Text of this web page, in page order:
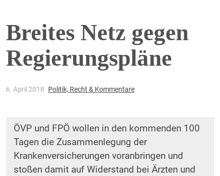
Breites Netz gegen
Regierungspläne
6. April 2018 Politik, Recht & Kommentare
ÖVP und FPÖ wollen in den kommenden 100
Tagen die Zusammenlegung der
Krankenversicherungen voranbringen und
stoßen damit auf Widerstand bei Ärzten und